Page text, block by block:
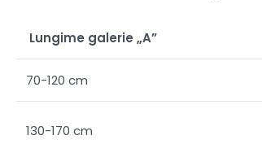
Lungime galerie „A”
70-120 cm
130-170 cm